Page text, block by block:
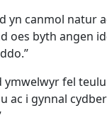
yn canmol natur
oes byth angen
fel
ac i gynnal